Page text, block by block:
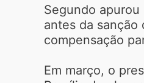
Segundo
antes da
compensação
Em março, o